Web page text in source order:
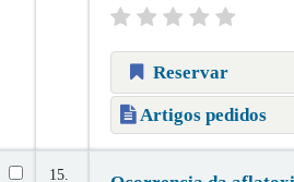
Reservar
Artigos pedidos
15.